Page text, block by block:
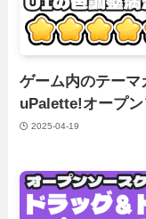
ゲーム内のテー
uPalette!オープ
2025-04-19